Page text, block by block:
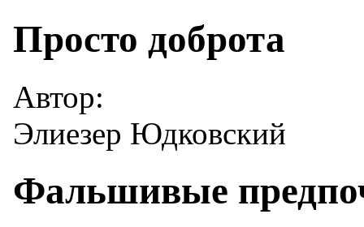
Просто доброта
Автор:
Элиезер Юдковский
Фальшивые